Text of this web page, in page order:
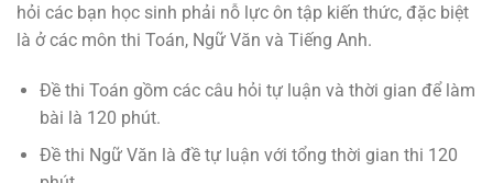
hỏi các bạn học sinh phải nỗ lực ôn tập kiến thức, đặc biệt
là ở các môn thi Toán, Ngữ Văn và Tiếng Anh.
Đề thi Toán gồm các câu hỏi tự luận và thời gian để làm
bài là 120 phút.
Đề thi Ngữ Văn là đề tự luận với tổng thời gian thi 120